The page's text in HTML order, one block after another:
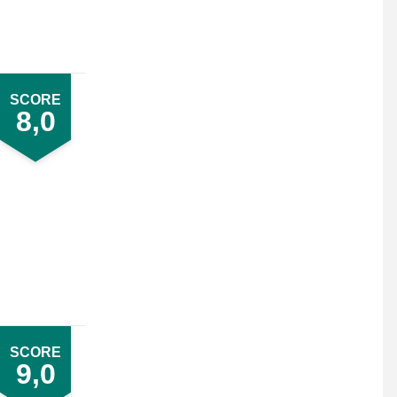
SCORE
8,0
SCORE
9,0